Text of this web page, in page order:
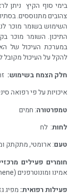
בימי סוף הקיץ ניתן
צהובים מתנוססים.
השימוש בשומר מוכר
התיכון. השומר מוכר
במערכת העיכול של
להקל על העיכול מקובל
חלק הצמח בשימוש:
איכויות על פי רפואה
טמפרטורה: חמים
לחות: לח
טעם: ארומטי, מתקתק
חומרים פעילים
אמינו ומונוטרפנים (pinene ניחוח האורן, limonene ניחוח הלימון)
פעילות רפואית: מפיג